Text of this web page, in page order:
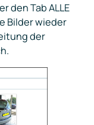
den Tab ALLE
Bilder wieder
der